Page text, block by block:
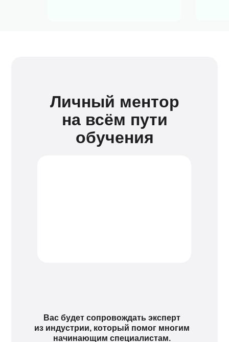
Вас будет сопровождать эксперт
из индустрии, который помог многим
начинающим специалистам.
Личный ментор
на всём пути
обучения